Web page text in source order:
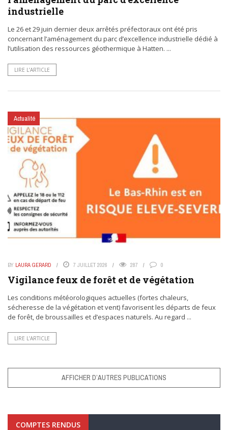
industrielle
Le 26 et 29 juin dernier deux arrêtés préfectoraux ont été pris
concernant l’aménagement du parc d’excellence industrielle dédié à
l’utilisation des ressources géothermique à Hatten. ...
LIRE L’ARTICLE
Actualité
BY LAURA GERARD 7 JUILLET 2026 287 0
Vigilance feux de forêt et de végétation
Les conditions météorologiques actuelles (fortes chaleurs,
sécheresse de la végétation et vent) favorisent les départs de feux
de forêt, de broussailles et d’espaces naturels. Au regard ...
LIRE L’ARTICLE
AFFICHER D’AUTRES PUBLICATIONS
COMPTES RENDUS